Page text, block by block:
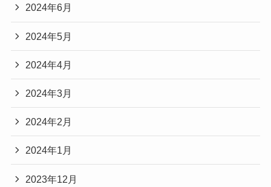
2024年6月
2024年5月
2024年4月
2024年3月
2024年2月
2024年1月
2023年12月